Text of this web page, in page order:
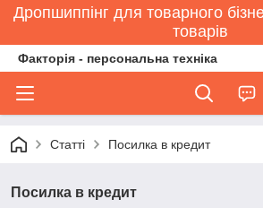
Дропшиппінг для товарного
товарів
Факторія - персональна техніка
Статті Посилка в кредит
Посилка в кредит